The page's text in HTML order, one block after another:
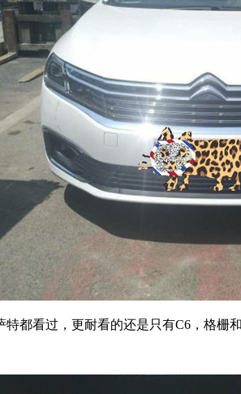
都看过，更耐看的还是只有C6，格栅